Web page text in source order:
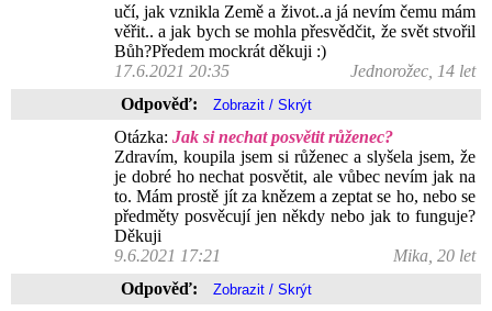
učí, jak vznikla Země a život..a já nevím čemu mám
věřit.. a jak bych se mohla přesvědčit, že svět stvořil
Bůh?Předem mockrát děkuji :)
17.6.2021 20:35
Jednorožec, 14 let
Odpověď:
Otázka: Jak si nechat posvětit růženec?
Zdravím, koupila jsem si růženec a slyšela jsem, že
je dobré ho nechat posvětit, ale vůbec nevím jak na
to. Mám prostě jít za knězem a zeptat se ho, nebo se
předměty posvěcují jen někdy nebo jak to funguje?
Děkuji
9.6.2021 17:21
Mika, 20 let
Odpověď: